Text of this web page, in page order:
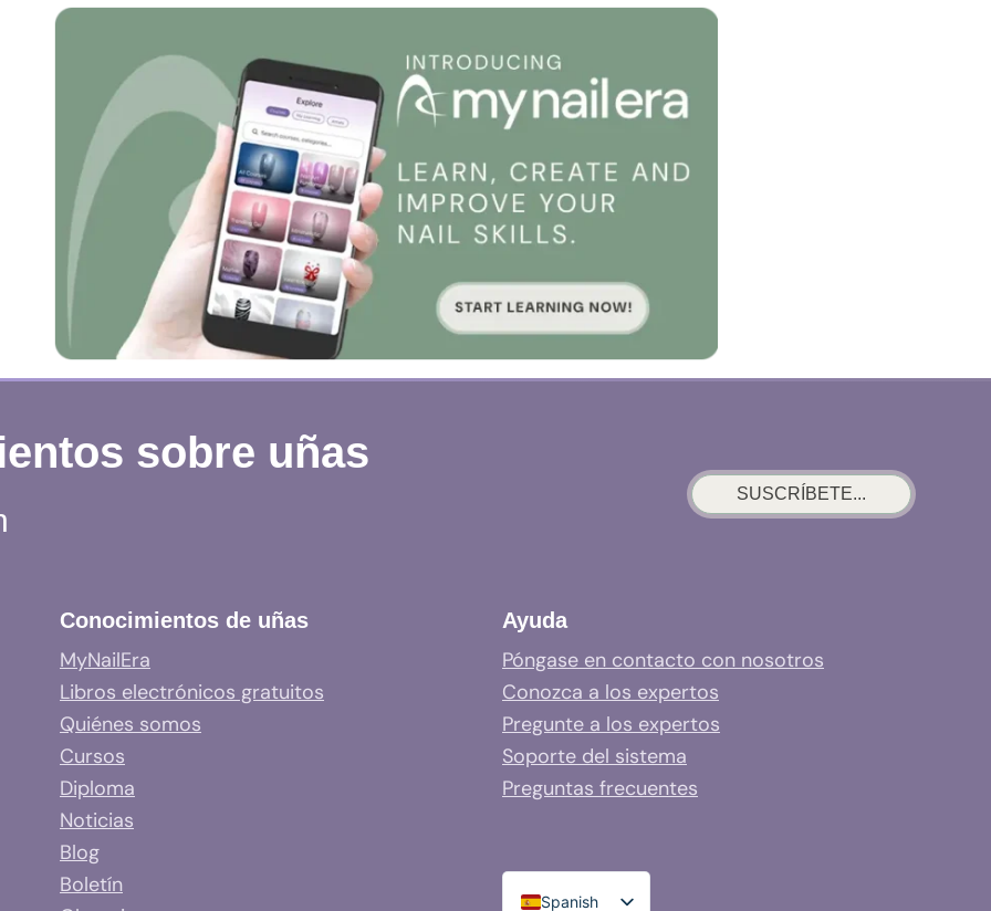
sobre uñas
SUSCRÍBETE...
Conocimientos de uñas
MyNailEra
Libros electrónicos gratuitos
Quiénes somos
Cursos
Diploma
Noticias
Blog
Boletín
Ayuda
Póngase en contacto con nosotros
Conozca a los expertos
Pregunte a los expertos
Soporte del sistema
Preguntas frecuentes
Spanish